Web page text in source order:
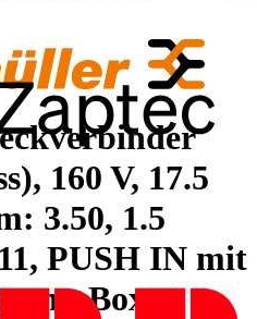
160 V, 17.5
3.50, 1.5
PUSH IN mit
Box